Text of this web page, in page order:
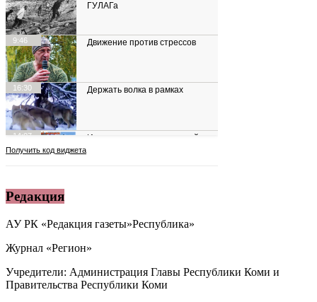
Редакция
АУ РК «Редакция газеты»Республика»
Журнал «Регион»
Учредители: Администрация Главы Республики Коми и
Правительства Республики Коми